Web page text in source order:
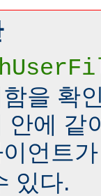
을 확
안에 같
언트가
있다.